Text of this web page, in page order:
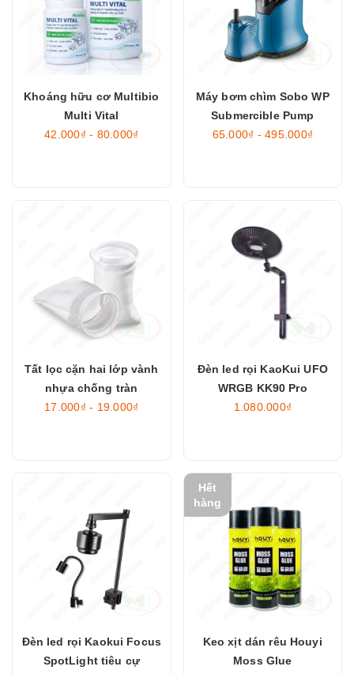
Khoáng hữu cơ Multibio
Multi Vital
42.000₫ - 80.000₫
Máy bơm chìm Sobo WP
Submercible Pump
65.000₫ - 495.000₫
Tất lọc cặn hai lớp vành
nhựa chống tràn
17.000₫ - 19.000₫
Đèn led rọi KaoKui UFO
WRGB KK90 Pro
1.080.000₫
Đèn led rọi Kaokui Focus
SpotLight tiêu cự
Hết
hàng
Keo xịt dán rêu Houyi
Moss Glue